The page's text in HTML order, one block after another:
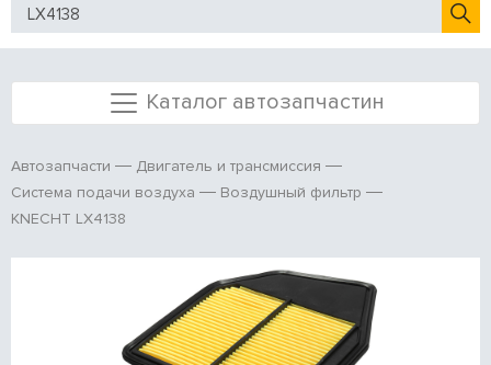
Каталог автозапчастин
Автозапчасти
Двигатель и трансмиссия
Система подачи воздуха
Воздушный фильтр
KNECHT LX4138